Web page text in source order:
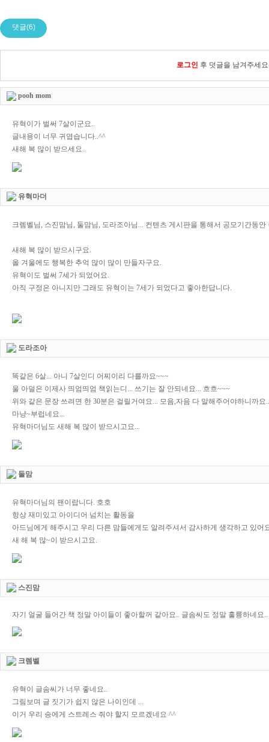
댓글(6)
로그인 후 덧글을 남겨주세요
pooh mom
유혁이가 벌써 7살이군요..
글내용이 너무 귀엽습니다..^^
새해 복 많이 받으세요..
유혁마더
크렘벨님, 스진맘님, 둘맘님, 도라조아님... 컨텐츠 게시판을 통해서 공모기간동
새해 복 많이 받으시구요.
올 겨울에도 행복한 추억 많이 많이 만들자구요.
유혁이도 벌써 7세가 되었어요.
아직 구정은 아니지만 그래도 유혁이는 7세가 되었다고 좋아한답니다.
도라조아
똑같은 6살... 아니 7살인디 어찌이리 다를까요~~~
울 아덜은 이제사 띄엄띄엄 책읽는디... 쓰기는 잘 안되네요... 흐흐~~~
위와 같은 문장 쓰려면 한 30분은 걸릴거여요... 모음,자음 다 말해주어야하니까요
마냥~부럽네요...
유혁마더님도 새해 복 많이 받으시고요...
둘맘
유혁마더님의 팬이랍니다. 호호
항상 재미있고 아이디어 넘치는 활동을
아드님에게 해주시고 우리 다른 맘들에게도 알려주셔서 감사하게 생각하고 있어
새 해 복 많~이 받으시고요.
스진맘
자기 얼굴 들어간 책 정말 아이들이 좋아할꺼 같아요.. 글솜씨도 정말 훌륭하네요
크렘벨
유혁이 글솜씨가 너무 좋네요..
그림보며 글 짓기가 쉽지 않은 나이인데 ...
이거 우리 송에게 스트레스 줘야 할지 모르겠네요 ^^